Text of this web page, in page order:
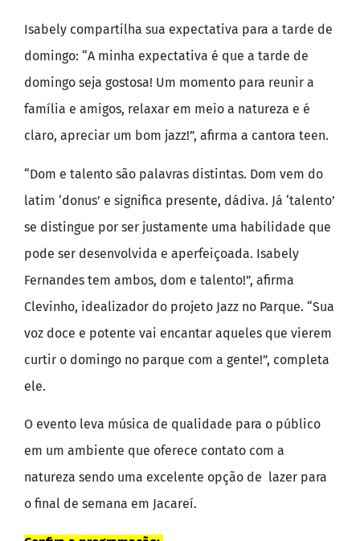
Isabely compartilha sua expectativa para a tarde de
domingo: “A minha expectativa é que a tarde de
domingo seja gostosa! Um momento para reunir a
família e amigos, relaxar em meio a natureza e é
claro, apreciar um bom jazz!”, afirma a cantora teen.
“Dom e talento são palavras distintas. Dom vem do
latim ‘donus’ e significa presente, dádiva. Já ‘talento’
se distingue por ser justamente uma habilidade que
pode ser desenvolvida e aperfeiçoada. Isabely
Fernandes tem ambos, dom e talento!”, afirma
Clevinho, idealizador do projeto Jazz no Parque. “Sua
voz doce e potente vai encantar aqueles que vierem
curtir o domingo no parque com a gente!”, completa
ele.
O evento leva música de qualidade para o público
em um ambiente que oferece contato com a
natureza sendo uma excelente opção de lazer para
o final de semana em Jacareí.